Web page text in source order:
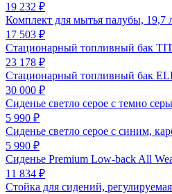
19 232 ₽
Комплект для мытья палубы, 19,7
17 503 ₽
Стационарный топливный бак
23 178 ₽
Стационарный топливный бак
30 000 ₽
Сиденье светло серое с темно
5 990 ₽
Сиденье светло серое с синим,
5 990 ₽
Сиденье Premium Low-back All
11 834 ₽
Стойка для сидений,